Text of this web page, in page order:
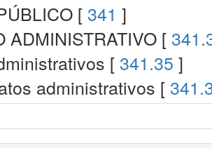
[ 341 ]
ADMINISTRATIVO [
[ 341.35 ]
administrativos [